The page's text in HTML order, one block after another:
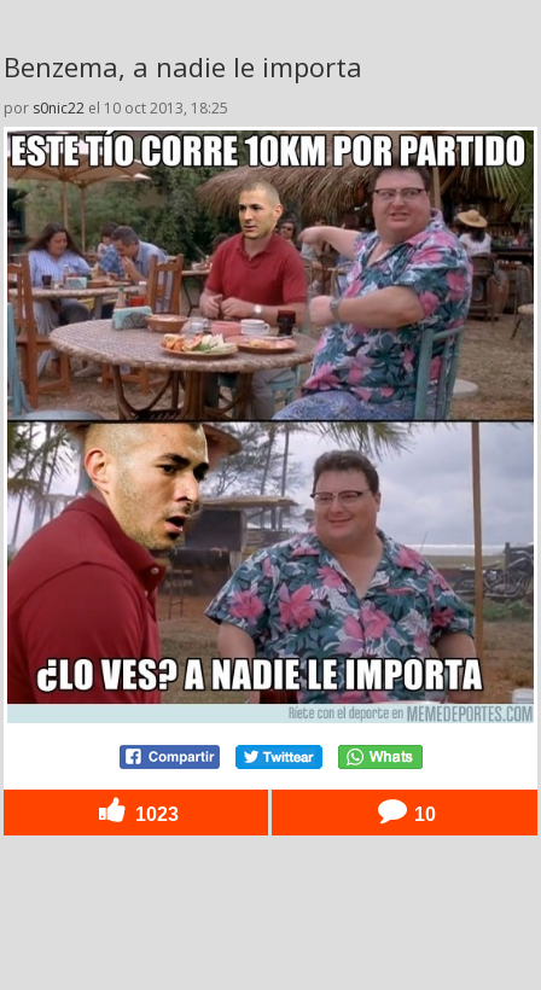
Benzema, a nadie le importa
por s0nic22 el 10 oct 2013, 18:25
1023 10